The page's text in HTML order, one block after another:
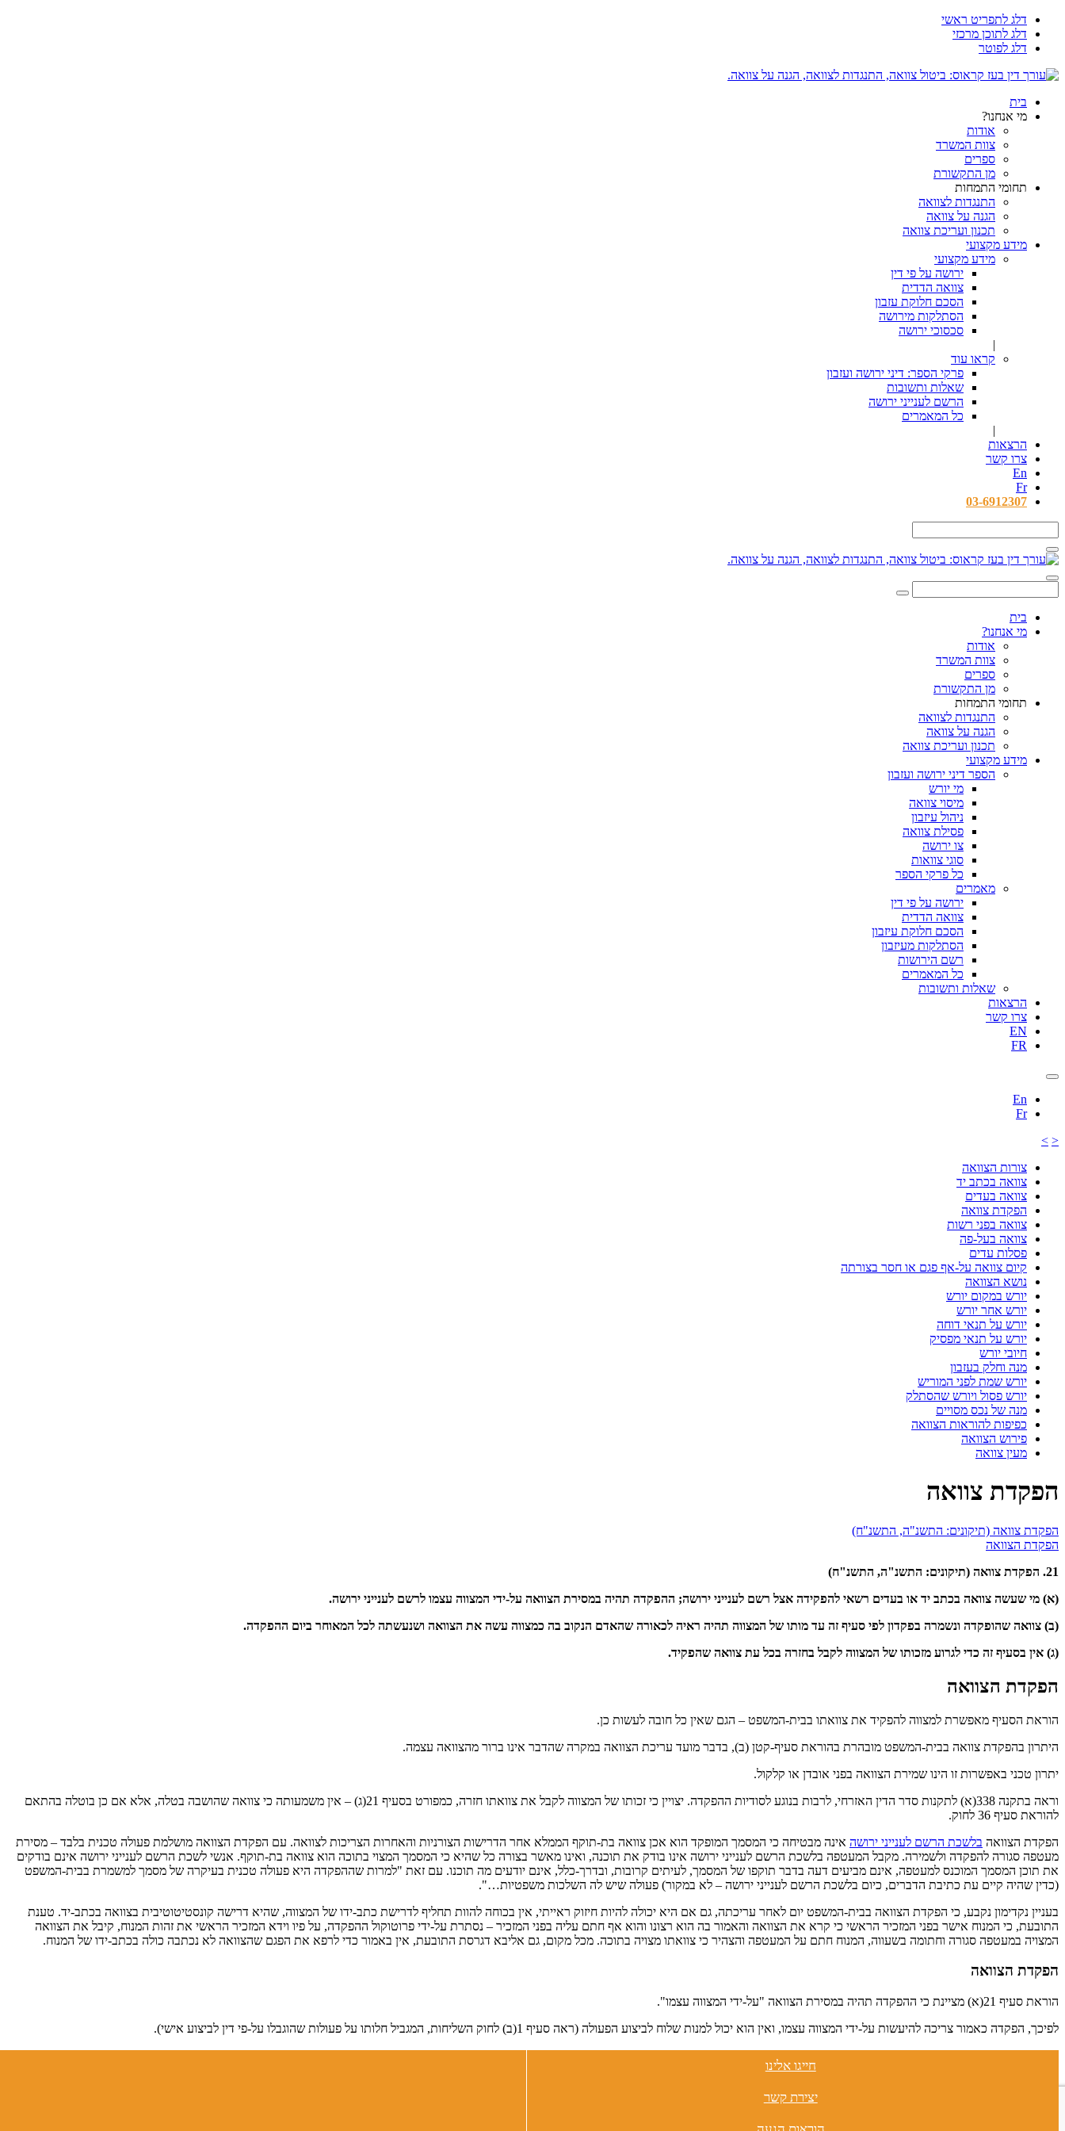
דלג לתפריט ראשי
דלג לתוכן מרכזי
דלג לפוטר
בית
מי אנחנו?
אודות
צוות המשרד
ספרים
מן התקשורת
תחומי התמחות
התנגדות לצוואה
הגנה על צוואה
תכנון ועריכת צוואה
מידע מקצועי
מידע מקצועי
ירושה על פי דין
צוואה הדדית
הסכם חלוקת עזבון
הסתלקות מירושה
סכסוכי ירושה
|
קראו עוד
פרקי הספר: דיני ירושה ועזבון
שאלות ותשובות
הרשם לענייני ירושה
כל המאמרים
|
הרצאות
צרו קשר
En
Fr
03-6912307
בית
מי אנחנו?
אודות
צוות המשרד
ספרים
מן התקשורת
תחומי התמחות
התנגדות לצוואה
הגנה על צוואה
תכנון ועריכת צוואה
מידע מקצועי
הספר דיני ירושה ועזבון
מי יורש
מיסוי צוואה
ניהול עיזבון
פסילת צוואה
צו ירושה
סוגי צוואות
כל פרקי הספר
מאמרים
ירושה על פי דין
צוואה הדדית
הסכם חלוקת עיזבון
הסתלקות מעיזבון
רשם הירושות
כל המאמרים
שאלות ותשובות
הרצאות
צרו קשר
EN
FR
En
Fr
<
>
צורות הצוואה
צוואה בכתב יד
צוואה בעדים
הפקדת צוואה
צוואה בפני רשות
צוואה בעל-פה
פסלות עדים
קיום צוואה על-אף פגם או חסר בצורתה
נושא הצוואה
יורש במקום יורש
יורש אחר יורש
יורש על תנאי דוחה
יורש על תנאי מפסיק
חיובי יורש
מנה וחלק בעזבון
יורש שמת לפני המוריש
יורש פסול ויורש שהסתלק
מנה של נכס מסויים
כפיפות להוראות הצוואה
פירוש הצוואה
מעין צוואה
הפקדת צוואה
הפקדת צוואה (תיקונים: התשנ"ה, התשנ"ח)
הפקדת הצוואה
21. הפקדת צוואה (תיקונים: התשנ"ה, התשנ"ח)
(א) מי שעשה צוואה בכתב יד או בעדים רשאי להפקידה אצל רשם לענייני ירושה; ההפקדה תהיה במסירת הצוואה על-ידי המצווה עצמו לרשם לענייני ירושה.
(ב) צוואה שהופקדה ונשמרה בפקדון לפי סעיף זה עד מותו של המצווה תהיה ראיה לכאורה שהאדם הנקוב בה כמצווה עשה את הצוואה ושנעשתה לכל המאוחר ביום ההפקדה.
(ג) אין בסעיף זה כדי לגרוע מזכותו של המצווה לקבל בחזרה בכל עת צוואה שהפקיד.
הפקדת הצוואה
הוראת הסעיף מאפשרת למצווה להפקיד את צוואתו בבית-המשפט – הגם שאין כל חובה לעשות כן.
היתרון בהפקדת צוואה בבית-המשפט מובהרת בהוראת סעיף-קטן (ב), בדבר מועד עריכת הצוואה במקרה שהדבר אינו ברור מהצוואה עצמה.
יתרון טכני באפשרות זו הינו שמירת הצוואה בפני אובדן או קלקול.
וראה בתקנה 338(א) לתקנות סדר הדין האזרחי, לרבות בנוגע לסודיות ההפקדה. יצויין כי זכותו של המצווה לקבל את צוואתו חזרה, כמפורט בסעיף 21(ג) – אין משמעותה כי צוואה שהושבה בטלה, אלא אם כן בוטלה בהתאם
להוראת סעיף 36 לחוק.
הפקדת הצוואה בלשכת הרשם לענייני ירושה אינה מבטיחה כי המסמך המופקד הוא אכן צוואה בת-תוקף הממלא אחר הדרישות הצורניות והאחרות הצריכות לצוואה. עם הפקדת הצוואה מושלמת פעולה טכנית בלבד – מסירת
מעטפה סגורה להפקדה ולשמירה. מקבל המעטפה בלשכת הרשם לענייני ירושה אינו בודק את תוכנה, ואינו מאשר בצורה כל שהיא כי המסמך המצוי בתוכה הוא צוואה בת-תוקף. אנשי לשכת הרשם לענייני ירושה אינם בודקים
את תוכן המסמך המוכנס למעטפה, אינם מביעים דעה בדבר תוקפו של המסמך, לעיתים קרובות, ובדרך-כלל, אינם יודעים מה תוכנו. עם זאת "למרות שההפקדה היא פעולה טכנית בעיקרה של מסמך למשמרת בבית-המשפט
(כדין שהיה קיים עת כתיבת הדברים, כיום בלשכת הרשם לענייני ירושה – לא במקור) פעולה שיש לה השלכות משפטיות…".
בעניין נקדימון נקבע, כי הפקדת הצוואה בבית-המשפט יום לאחר עריכתה, גם אם היא יכולה להיות חיזוק ראייתי, אין בכוחה להוות תחליף לדרישת כתב-ידו של המצווה, שהיא דרישה קונסטיטוטיבית בצוואה בכתב-יד. טענת
התובעת, כי המנוח אישר בפני המזכיר הראשי כי קרא את הצוואה והאמור בה הוא רצונו והוא אף חתם עליה בפני המזכיר – נסתרת על-ידי פרוטוקול ההפקדה, על פיו וידא המזכיר הראשי את זהות המנוח, קיבל את הצוואה
המצויה במעטפה סגורה וחתומה בשעווה, המנוח חתם על המעטפה והצהיר כי צוואתו מצויה בתוכה. מכל מקום, גם אליבא דגרסת התובעת, אין באמור כדי לרפא את הפגם שהצוואה לא נכתבה כולה בכתב-ידו של המנוח.
הפקדת הצוואה
הוראת סעיף 21(א) מציינת כי ההפקדה תהיה במסירת הצוואה "על-ידי המצווה עצמו".
לפיכך, הפקדה כאמור צריכה להיעשות על-ידי המצווה עצמו, ואין הוא יכול למנות שלוח לביצוע הפעולה (ראה סעיף 1(ב) לחוק השליחות, המגביל חלותו על פעולות שהוגבלו על-פי דין לביצוע אישי).
חייגו אלינו
יצירת קשר